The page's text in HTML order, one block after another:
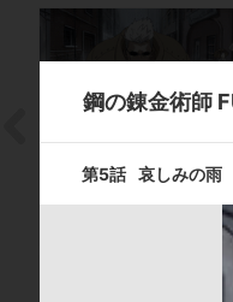
鋼の錬金術師
第5話 哀しみの雨